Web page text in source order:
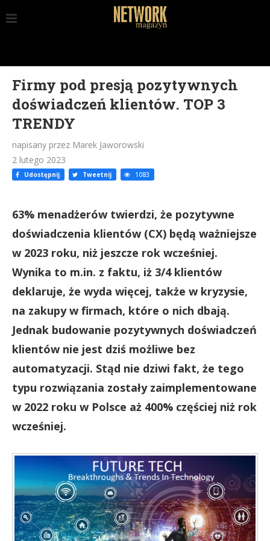
Firmy pod presją pozytywnych
doświadczeń klientów. TOP 3
TRENDY
napisany przez Marek Jaworowski
2 lutego 2023
Udostępnij Tweetnij 1083
63% menadżerów twierdzi, że pozytywne
doświadczenia klientów (CX) będą ważniejsze
w 2023 roku, niż jeszcze rok wcześniej.
Wynika to m.in. z faktu, iż 3/4 klientów
deklaruje, że wyda więcej, także w kryzysie,
na zakupy w firmach, które o nich dbają.
Jednak budowanie pozytywnych doświadczeń
klientów nie jest dziś możliwe bez
automatyzacji. Stąd nie dziwi fakt, że tego
typu rozwiązania zostały zaimplementowane
w 2022 roku w Polsce aż 400% częściej niż rok
wcześniej.